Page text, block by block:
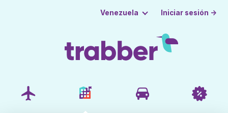
Venezuela Iniciar sesión →